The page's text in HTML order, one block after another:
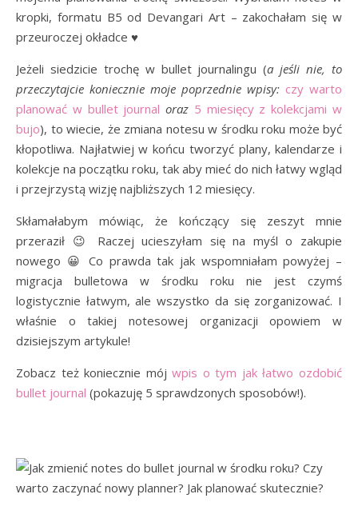
kropki, formatu B5 od Devangari Art – zakochałam się w
przeuroczej okładce ♥
Jeżeli siedzicie trochę w bullet journalingu (a jeśli nie, to
przeczytajcie koniecznie moje poprzednie wpisy: czy warto
planować w bullet journal oraz 5 miesięcy z kolekcjami w
bujo), to wiecie, że zmiana notesu w środku roku może być
kłopotliwa. Najłatwiej w końcu tworzyć plany, kalendarze i
kolekcje na początku roku, tak aby mieć do nich łatwy wgląd
i przejrzystą wizję najbliższych 12 miesięcy.
Skłamałabym mówiąc, że kończący się zeszyt mnie
przeraził 😉 Raczej ucieszyłam się na myśl o zakupie
nowego 😀 Co prawda tak jak wspomniałam powyżej –
migracja bulletowa w środku roku nie jest czymś
logistycznie łatwym, ale wszystko da się zorganizować. I
właśnie o takiej notesowej organizacji opowiem w
dzisiejszym artykule!
Zobacz też koniecznie mójwpis o tym jak łatwo ozdobić
bullet journal (pokazuję 5 sprawdzonych sposobów!).